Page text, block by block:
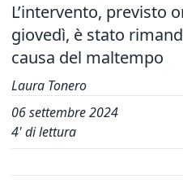
L’intervento, previsto
giovedì, è stato
causa del maltempo
Laura Tonero
06 settembre 2024
4' di lettura